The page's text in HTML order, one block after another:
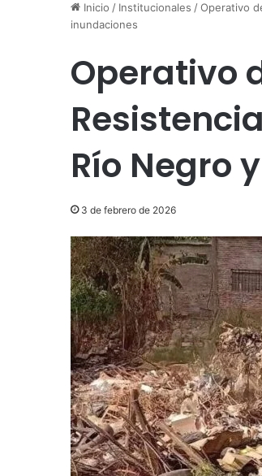
Inicio / Institucionales /Operativo
inundaciones
Operativo
Río Negro
3 de febrero de 2026